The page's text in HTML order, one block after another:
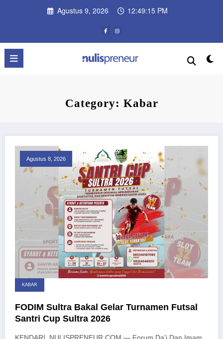
Agustus 9, 2026 12:49:16 PM
Category: Kabar
Agustus 8, 2026
KABAR
FODIM Sultra Bakal Gelar Turnamen Futsal
Santri Cup Sultra 2026